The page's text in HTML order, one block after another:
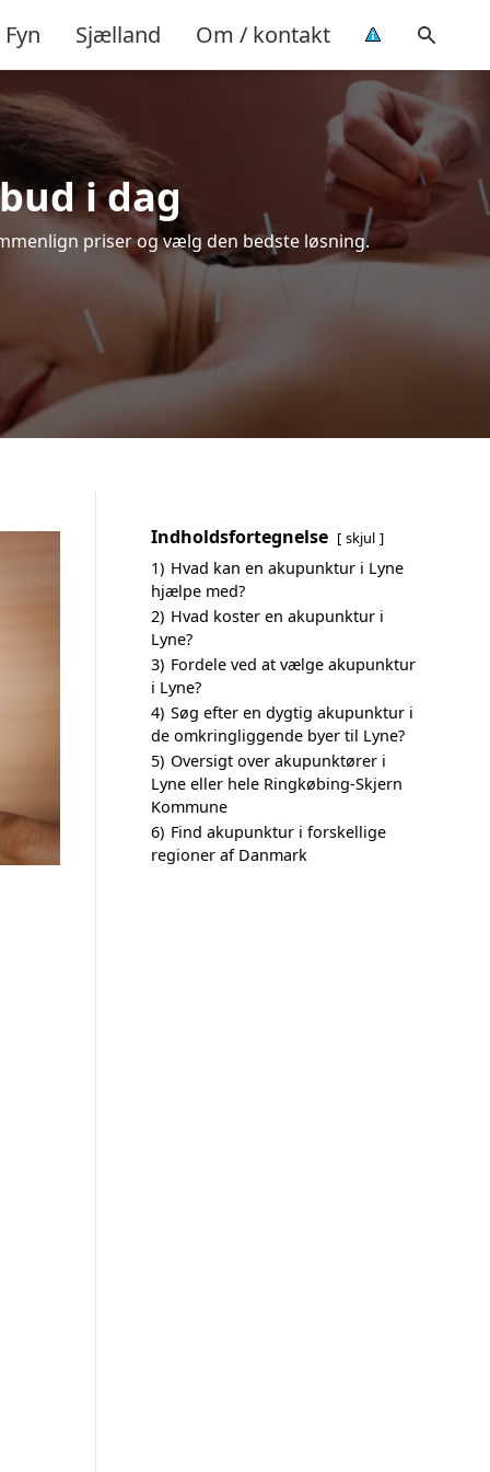
Fyn Sjælland Om / kontakt
i dag
priser og vælg den bedste løsning.
Indholdsfortegnelse skjul
1) Hvad kan en akupunktur i Lyne
hjælpe med?
2) Hvad koster en akupunktur i
Lyne?
3) Fordele ved at vælge akupunktur
i Lyne?
4) Søg efter en dygtig akupunktur i
de omkringliggende byer til Lyne?
5) Oversigt over akupunktører i
Lyne eller hele Ringkøbing-Skjern
Kommune
6) Find akupunktur i forskellige
regioner af Danmark